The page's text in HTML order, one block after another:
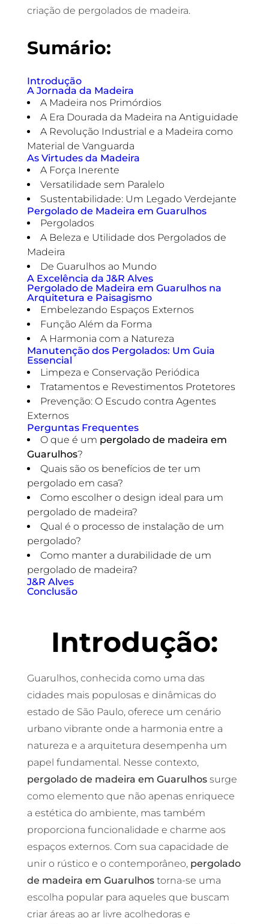
criação de pergolados de madeira.
Sumário:
Introdução
A Jornada da Madeira
A Madeira nos Primórdios
A Era Dourada da Madeira na Antiguidade
A Revolução Industrial e a Madeira como
Material de Vanguarda
As Virtudes da Madeira
A Força Inerente
Versatilidade sem Paralelo
Sustentabilidade: Um Legado Verdejante
Pergolado de Madeira em Guarulhos
Pergolados
A Beleza e Utilidade dos Pergolados de
Madeira
De Guarulhos ao Mundo
A Excelência da J&R Alves
Pergolado de Madeira em Guarulhos na
Arquitetura e Paisagismo
Embelezando Espaços Externos
Função Além da Forma
A Harmonia com a Natureza
Manutenção dos Pergolados: Um Guia
Essencial
Limpeza e Conservação Periódica
Tratamentos e Revestimentos Protetores
Prevenção: O Escudo contra Agentes
Externos
Perguntas Frequentes
O que é um pergolado de madeira em
Guarulhos?
Quais são os benefícios de ter um
pergolado em casa?
Como escolher o design ideal para um
pergolado de madeira?
Qual é o processo de instalação de um
pergolado?
Como manter a durabilidade de um
pergolado de madeira?
J&R Alves
Conclusão
Introdução:
Guarulhos, conhecida como uma das
cidades mais populosas e dinâmicas do
estado de São Paulo, oferece um cenário
urbano vibrante onde a harmonia entre a
natureza e a arquitetura desempenha um
papel fundamental. Nesse contexto,
pergolado de madeira em Guarulhossurge
como elemento que não apenas enriquece
a estética do ambiente, mas também
proporciona funcionalidade e charme aos
espaços externos. Com sua capacidade de
unir o rústico e o contemporâneo, pergolado
de madeira em Guarulhostorna-se uma
escolha popular para aqueles que buscam
criar áreas ao ar livre acolhedoras e